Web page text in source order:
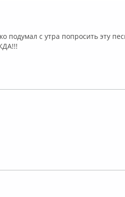
подумал с утра попросить эту